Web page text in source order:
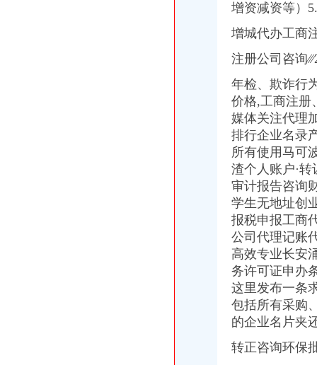
（撤销）贵州省国土资源厅关于贵州中纸投资有限公司盘县平关镇大坪
【重庆大坪专项审计|专项审批|工商专项审批】-重庆赶集网
【重庆渝中区公司注册营业执照0元代办】-渝中大坪易登网
关于撤销《大坪乡人民关于任家村一组任怀刚、任万才林地边界
湖南中天建设集团有限公司大坪分公司联系方式_信用报告_工商信息-
重庆帅博工商_代办分公司注册_分公司注销_代理记账_重庆进出口许
关于撤销《大坪乡人民关于任家村一组任怀刚、任万才林地边界
【重庆公司注销营业执照代办食流证餐饮证代办代理记账】,价格
湖南中天建设集团有限公司大坪分公司联系方式_信用报告_工商信息-
重庆中房网络有限公司大坪分公司_【信用信息_诉讼信息_财务信息_注
黄埔区代办公司注册黄埔区工商变更、增资、注销图片大全,广州大
重庆圆通快递有限公司大坪分公司2017新招聘信息_电话_地址-58
重庆永积行财务咨询有限公司大坪分公司联系方式_信用报告_工商信息
重庆一周要闻：北部新区撤销大坪百盛3月关店_第2页_新闻中心_赢商
增资减资等）
增城代办工商
注册公司咨询
年检、 欺诈行
价格,工商注册
媒体关注代理
排行企业名录
所有使用马可
渣个人账户·
审计报告咨询
学生无地址创
报税申报工商
公司代理记账
高效专业长安
务许可证申办
这里发布一条
包括所有采购
的企业名片夹
转正咨询环保